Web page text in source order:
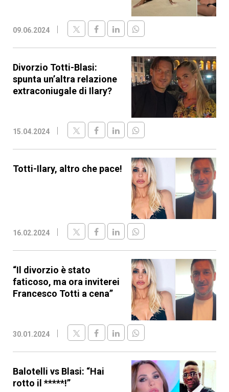
09.06.2024
Divorzio Totti-Blasi:
spunta un’altra relazione
extraconiugale di Ilary?
15.04.2024
Totti-Ilary, altro che pace!
16.02.2024
“Il divorzio è stato
faticoso, ma ora inviterei
Francesco Totti a cena”
30.01.2024
Balotelli vs Blasi: “Hai
rotto il *****!”